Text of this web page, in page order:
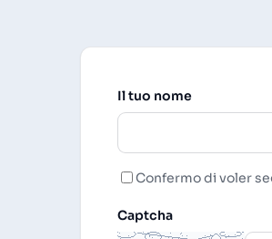
Il tuo nome
Confermo di voler
Captcha